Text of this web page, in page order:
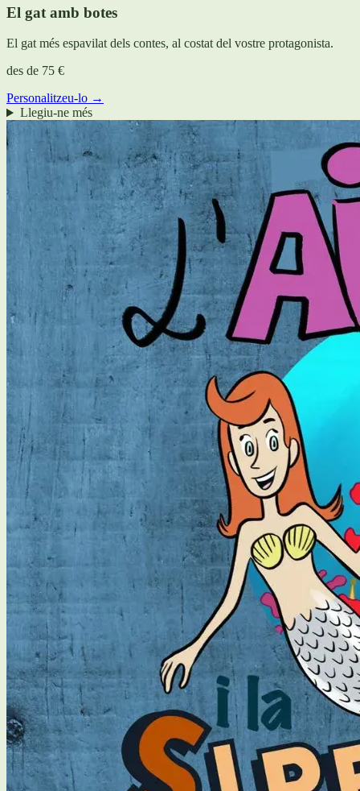
El gat amb botes
El gat més espavilat dels contes, al costat del vostre protagonista.
des de 75 €
Personalitzeu-lo →
Llegiu-ne més